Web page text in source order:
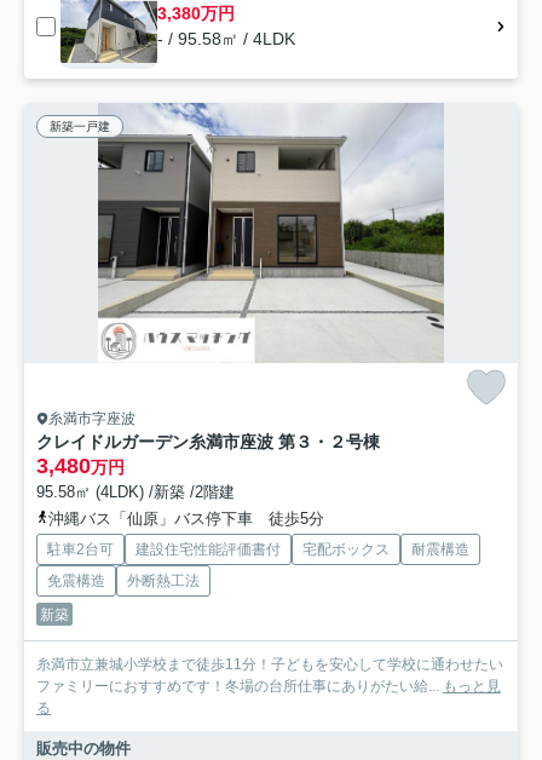
3,380万円
- / 95.58㎡ / 4LDK
新築一戸建
糸満市字座波
クレイドルガーデン糸満市座波 第３・２号棟
3,480万円
95.58㎡ (4LDK) /新築 /2階建
沖縄バス「仙原」バス停下車 徒歩5分
駐車2台可 建設住宅性能評価書付 宅配ボックス
耐震構造
免震構造
外断熱工法
新築
糸満市立兼城小学校まで徒歩11分！子どもを安心して学校に通わせたい
ファミリーにおすすめです！冬場の台所仕事にありがたい給... もっと見
る
販売中の物件